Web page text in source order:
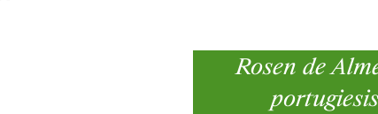
Rosen de